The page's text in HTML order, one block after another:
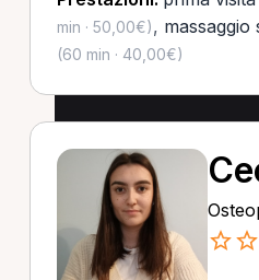
min · 50,00€), massaggio
(60 min · 40,00€)